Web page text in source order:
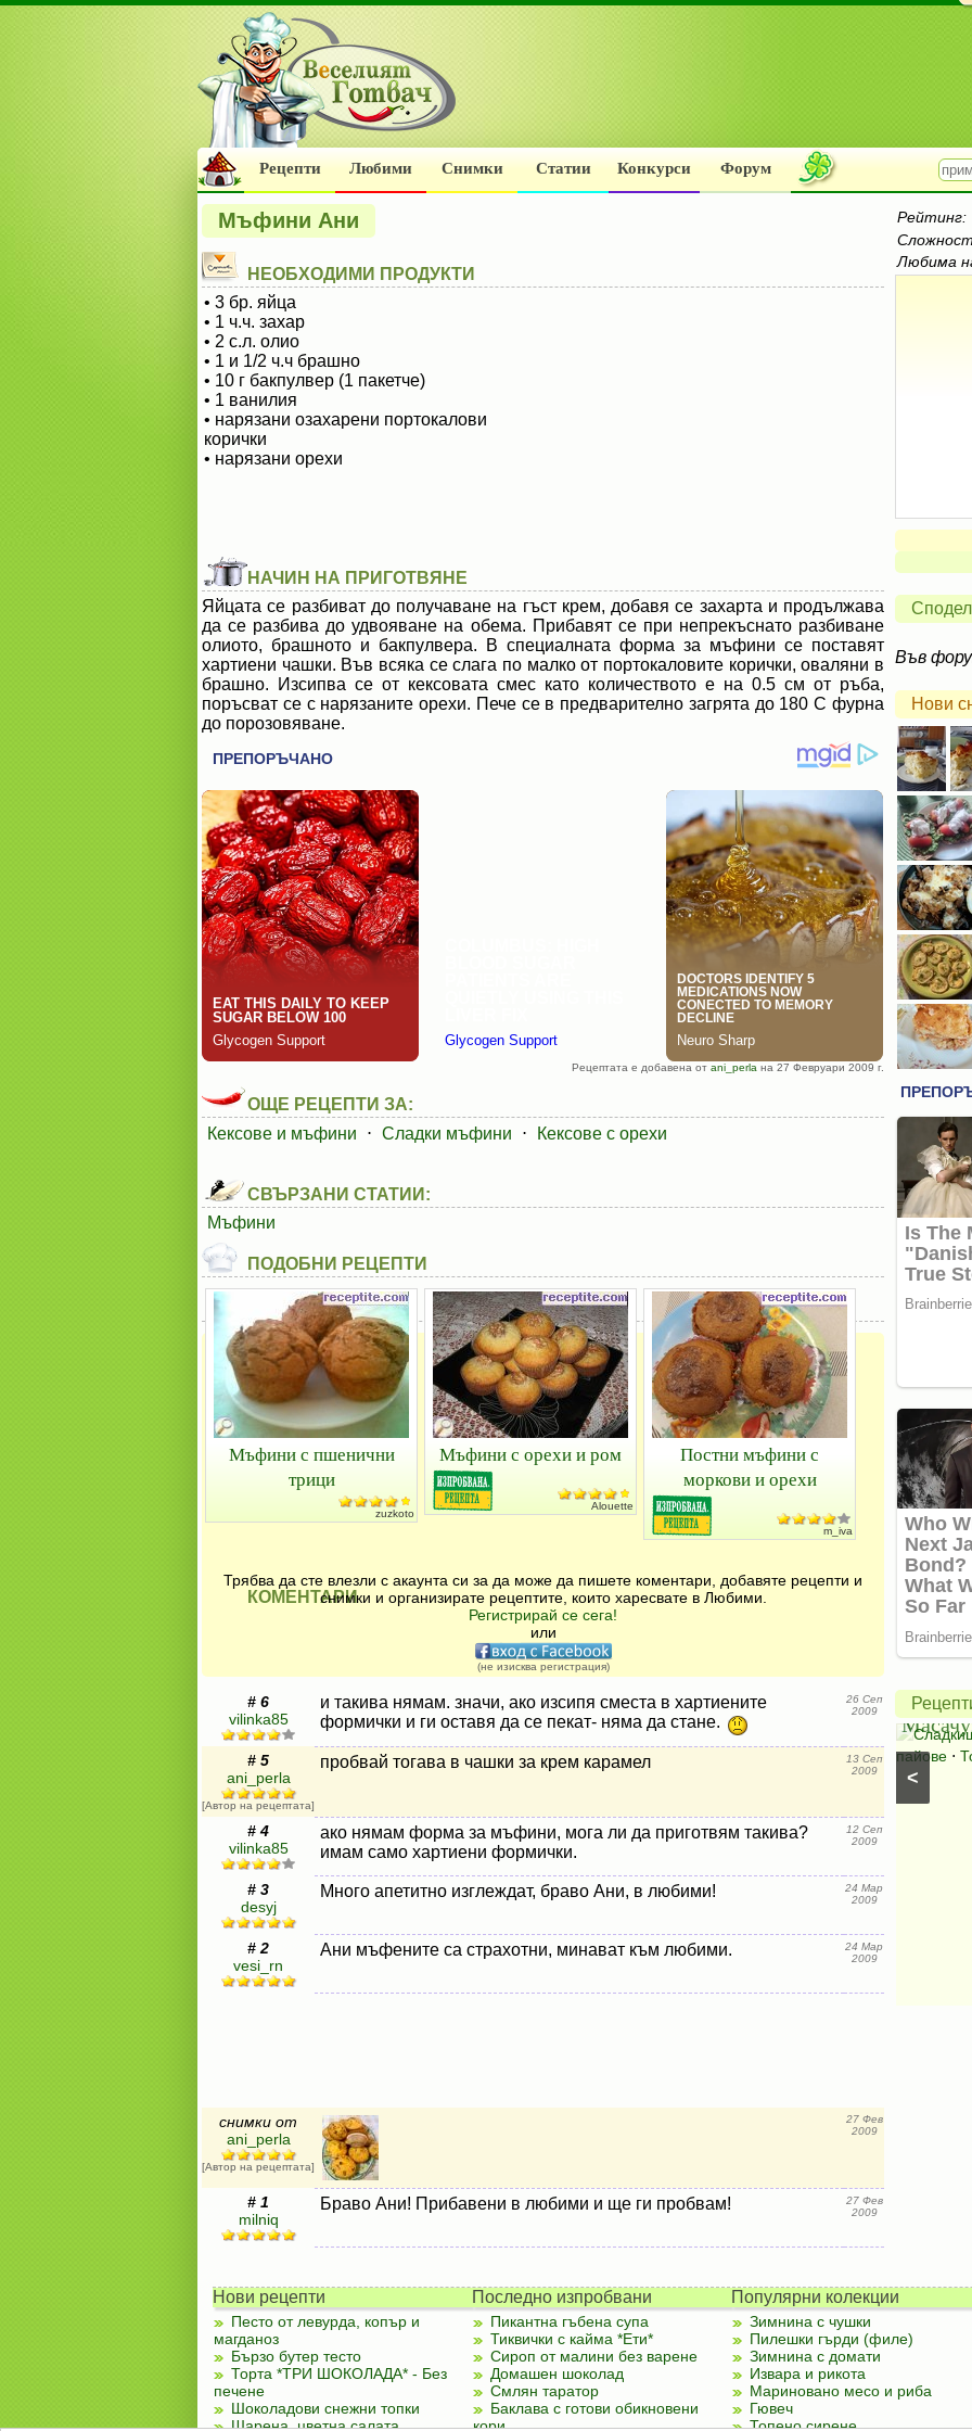
Рецепти Любими Снимки Статии Конкурси Форум
Мъфини Ани
Рейтинг:
Любима
НЕОБХОДИМИ ПРОДУКТИ
• 3 бр. яйца
• 1 ч.ч. захар
• 2 с.л. олио
• 1 и 1/2 ч.ч брашно
• 10 г бакпулвер (1 пакетче)
• 1 ванилия
• нарязани озахарени портокалови
корички
• нарязани орехи
НАЧИН НА ПРИГОТВЯНЕ
Яйцата се разбиват до получаване на гъст крем, добавя се захарта и продължава
да се разбива до удвояване на обема. Прибавят се при непрекъснато разбиване
олиото, брашното и бакпулвера. В специалната форма за мъфини се поставят
хартиени чашки. Във всяка се слага по малко от портокаловите корички, оваляни в
брашно. Изсипва се от кексовата смес като количеството е на 0.5 см от ръба,
поръсват се с нарязаните орехи. Пече се в предварително загрята до 180 С фурна
до порозовяване.
Рецептата е добавена от ani_perla на 27 Февруари 2009 г.
ОЩЕ РЕЦЕПТИ ЗА:
Кексове и мъфини
⋅ Сладки мъфини ⋅ Кексове с орехи
СВЪРЗАНИ СТАТИИ:
Мъфини
ПОДОБНИ РЕЦЕПТИ
Мъфини с пшенични
трици
zuzkoto
Мъфини с орехи и ром
Alouette
Постни мъфини с
моркови и орехи
m_iva
КОМЕНТАРИ
Трябва да сте влезли с акаунта си за да може да пишете коментари, добавяте рецепти и
снимки и организирате рецептите, които харесвате в Любими.
Регистрирай се сега!
или
(не изисква регистрация)
# 6
vilinka85
и такива нямам. значи, ако изсипя сместа в хартиените
формички и ги оставя да се пекат- няма да стане.
26 Сеп
2009
# 5
ani_perla
[Автор на рецептата]
пробвай тогава в чашки за крем карамел
13 Сеп
2009
# 4
vilinka85
ако нямам форма за мъфини, мога ли да приготвям такива?
имам само хартиени формички.
12 Сеп
2009
# 3
desyj
Много апетитно изглеждат, браво Ани, в любими!
24 Мар
2009
# 2
vesi_rn
Ани мъфените са страхотни, минават към любими.
24 Мар
2009
снимки от
ani_perla
[Автор на рецептата]
27 Фев
2009
# 1
milniq
Браво Ани! Прибавени в любими и ще ги пробвам!
27 Фев
2009
Във
Нови
<
Салата
Букет
Салати с краставици Салати без месо
Салати със спанак
Салати с марули (зелени
пай
от
пайове ⋅
Нови рецепти
Песто от левурда, копър и
магданоз
Бързо бутер тесто
Торта *ТРИ ШОКОЛАДА* - Без
печене
Шоколадови снежни топки
Шарена, цветна салата
Последно изпробвани
Пикантна гъбена супа
Тиквички с кайма *Ети*
Сироп от малини без варене
Домашен шоколад
Смлян таратор
Баклава с готови обикновени
кори
Популярни колекции
Зимнина с чушки
Пилешки гърди (филе)
Зимнина с домати
Извара и рикота
Мариновано месо и риба
Гювеч
Топено сирене